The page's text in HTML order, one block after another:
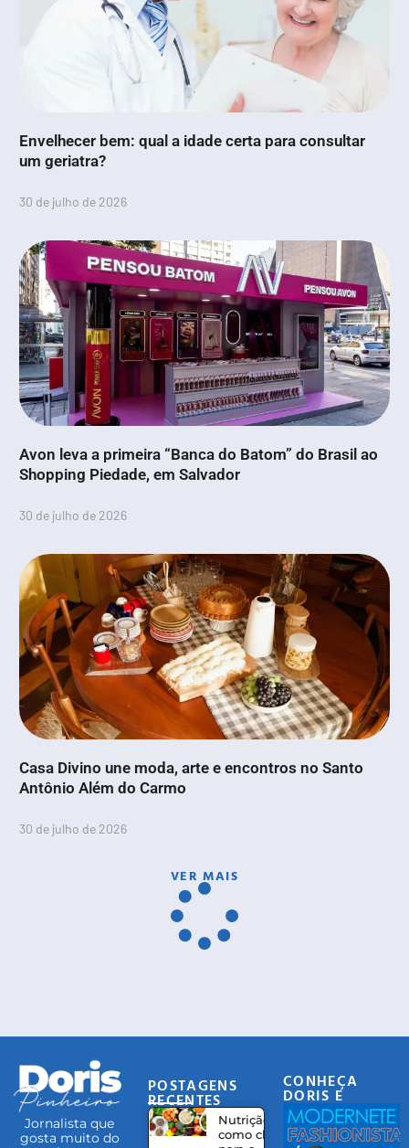
Envelhecer bem: qual a idade certa para consultar
um geriatra?
30 de julho de 2026
Avon leva a primeira “Banca do Batom” do Brasil ao
Shopping Piedade, em Salvador
30 de julho de 2026
Casa Divino une moda, arte e encontros no Santo
Antônio Além do Carmo
30 de julho de 2026
VER MAIS
Jornalista que
gosta muito do
POSTAGENS
RECENTES
Nutrição
como chave
CONHEÇA
DORIS E
EQUIPE